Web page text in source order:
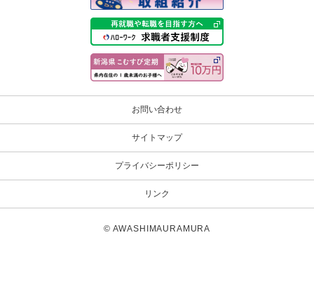
お問い合わせ
サイトマップ
プライバシーポリシー
リンク
© AWASHIMAURAMURA